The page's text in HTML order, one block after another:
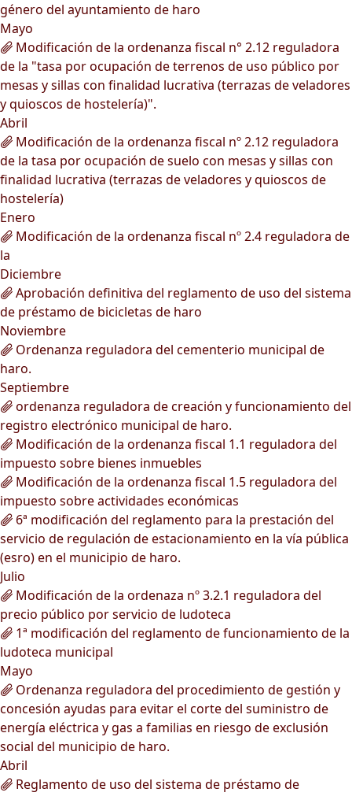
género del ayuntamiento de haro
Mayo
Modificación de la ordenanza fiscal n° 2.12 reguladora
de la "tasa por ocupación de terrenos de uso público por
mesas y sillas con finalidad lucrativa (terrazas de veladores
y quioscos de hostelería)".
Abril
Modificación de la ordenanza fiscal nº 2.12 reguladora
de la tasa por ocupación de suelo con mesas y sillas con
finalidad lucrativa (terrazas de veladores y quioscos de
hostelería)
Enero
Modificación de la ordenanza fiscal nº 2.4 reguladora de
la
Diciembre
Aprobación definitiva del reglamento de uso del sistema
de préstamo de bicicletas de haro
Noviembre
Ordenanza reguladora del cementerio municipal de
haro.
Septiembre
ordenanza reguladora de creación y funcionamiento del
registro electrónico municipal de haro.
Modificación de la ordenanza fiscal 1.1 reguladora del
impuesto sobre bienes inmuebles
Modificación de la ordenanza fiscal 1.5 reguladora del
impuesto sobre actividades económicas
6ª modificación del reglamento para la prestación del
servicio de regulación de estacionamiento en la vía pública
(esro) en el municipio de haro.
Julio
Modificación de la ordenaza nº 3.2.1 reguladora del
precio público por servicio de ludoteca
1ª modificación del reglamento de funcionamiento de la
ludoteca municipal
Mayo
Ordenanza reguladora del procedimiento de gestión y
concesión ayudas para evitar el corte del suministro de
energía eléctrica y gas a familias en riesgo de exclusión
social del municipio de haro.
Abril
Reglamento de uso del sistema de préstamo de